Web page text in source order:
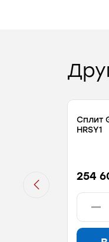
Сплит
HRSY1
254